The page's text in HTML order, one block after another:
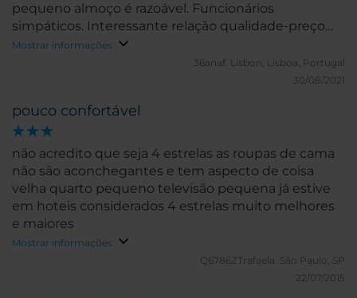
pequeno almoço é razoável. Funcionários
simpáticos. Interessante relação qualidade-preço
(bom para explorar o centro de bruxelas a pé).
Mostrar informações
36anaf. Lisbon, Lisboa, Portugal
30/08/2021
pouco confortável
não acredito que seja 4 estrelas as roupas de cama
não são aconchegantes e tem aspecto de coisa
velha quarto pequeno televisão pequena já estive
em hoteis considerados 4 estrelas muito melhores
e maiores
Mostrar informações
Q6786ZTrafaela. São Paulo, SP
22/07/2015